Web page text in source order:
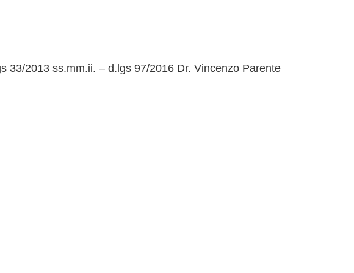
33/2013 ss.mm.ii. – d.lgs 97/2016 Dr. Vincenzo Parente